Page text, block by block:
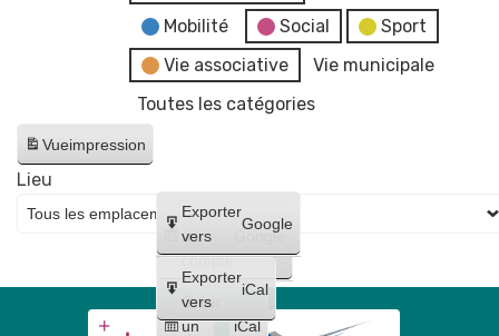
Mobilité
Social
Sport
Vie associative
Vie municipale
Toutes les catégories
Vueimpression
Créer
un
compte
Google
Créer
un
iCal
Exporter
vers
Google
Exporter
vers
iCal
Lieu